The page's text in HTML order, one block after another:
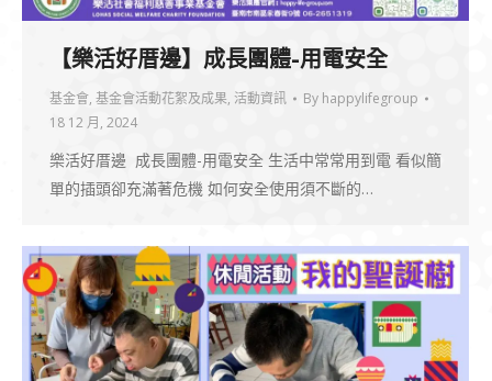
【樂活好厝邊】成長團體-用電安全
基金會, 基金會活動花絮及成果, 活動資訊 By happylifegroup
18 12 月, 2024
樂活好厝邊 成長團體-用電安全 生活中常常用到電 看似簡
單的插頭卻充滿著危機 如何安全使用須不斷的…